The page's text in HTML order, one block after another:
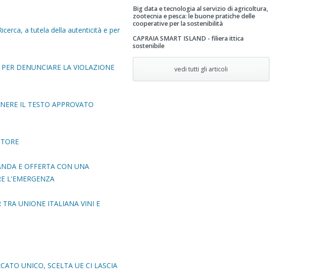
a tutela della autenticità e per
DENUNCIARE LA VIOLAZIONE
IL TESTO APPROVATO
E OFFERTA CON UNA
L'EMERGENZA
UNIONE ITALIANA VINI E
UNICO, SCELTA UE CI LASCIA
Big data e tecnologia al servizio di agricoltura,
zootecnia e pesca: le buone pratiche delle
cooperative per la sostenibilità
CAPRAIA SMART ISLAND - filiera ittica
sostenibile
vedi tutti gli articoli